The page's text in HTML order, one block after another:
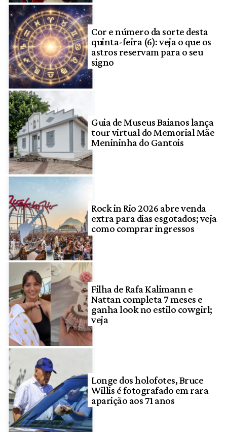
Cor e número da sorte desta
quinta-feira (6): veja o que os
astros reservam para o seu
signo
Guia de Museus Baianos lança
tour virtual do Memorial Mãe
Menininha do Gantois
Rock in Rio 2026 abre venda
extra para dias esgotados; veja
como comprar ingressos
Filha de Rafa Kalimann e
Nattan completa 7 meses e
ganha look no estilo cowgirl;
veja
Longe dos holofotes, Bruce
Willis é fotografado em rara
aparição aos 71 anos